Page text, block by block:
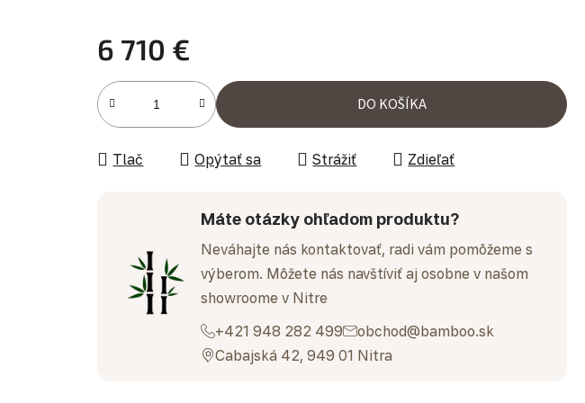
6 710 €
Jednotková cena:
DO KOŠÍKA
Tlač Opýtať sa Strážiť Zdieľať
Máte otázky ohľadom produktu?
Neváhajte nás kontaktovať, radi vám pomôžeme s
výberom. Môžete nás navštíviť aj osobne v našom
showroome v Nitre
+421 948 282 499
obchod@bamboo.sk
Cabajská 42, 949 01 Nitra